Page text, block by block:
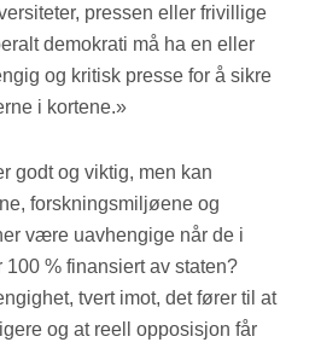
pressen eller frivillige
demokrati må ha en eller
og kritisk presse for å sikre
i kortene.»
godt og viktig, men kan
forskningsmiljøene og
være uavhengige når de i
% finansiert av staten?
tvert imot, det fører til at
og at reell opposisjon får